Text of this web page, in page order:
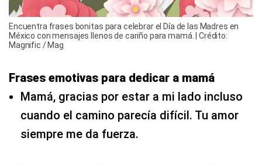
Encuentra frases bonitas para celebrar el Día de las Madres en
México con mensajes llenos de cariño para mamá. | Crédito:
Magnific / Mag
Frases emotivas para dedicar a mamá
Mamá, gracias por estar a mi lado incluso
cuando el camino parecía difícil. Tu amor
siempre me da fuerza.